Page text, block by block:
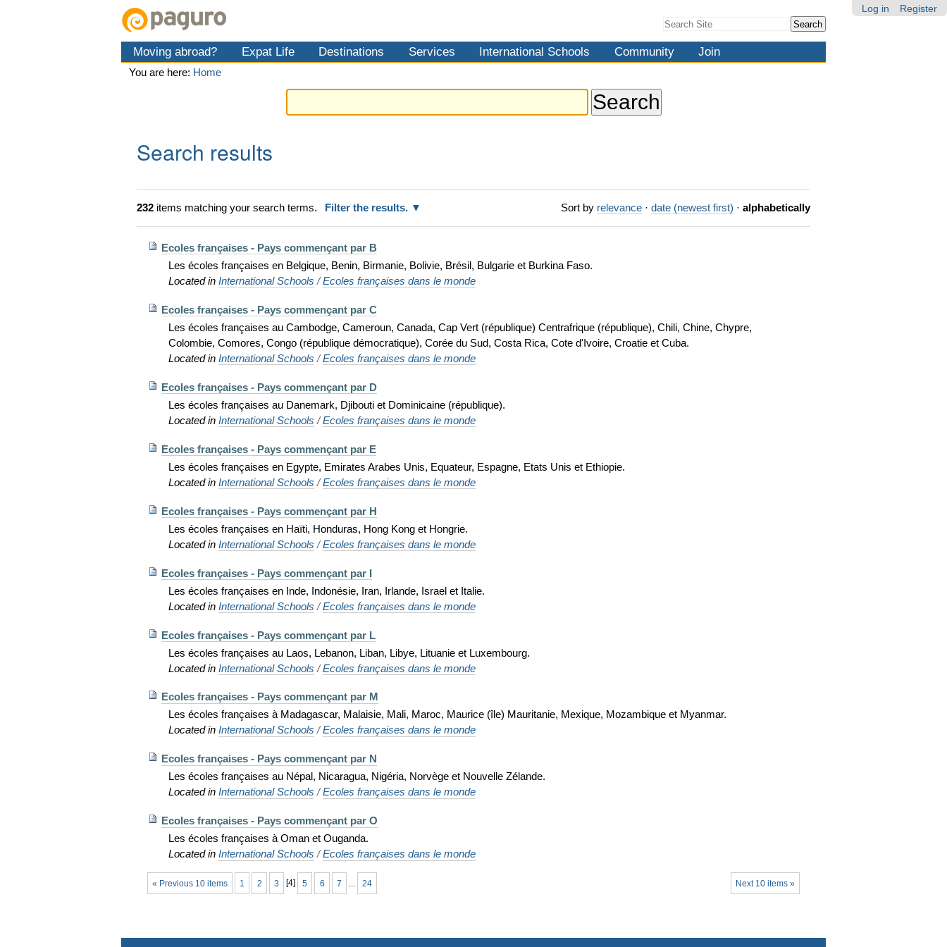
Log in Register
Search Site
Search…
Moving abroad? Expat Life Destinations Services International Schools Community Join
You are here: Home
Search results
232items matching your search terms. Filter the results. Sort by relevance · date (newest first) · alphabetically
Ecoles françaises - Pays commençant par B
Les écoles françaises en Belgique, Benin, Birmanie, Bolivie, Brésil, Bulgarie et Burkina Faso.
Located in International Schools /Ecoles françaises dans le monde
Ecoles françaises - Pays commençant par C
Les écoles françaises au Cambodge, Cameroun, Canada, Cap Vert (république) Centrafrique (république), Chili, Chine, Chypre,
Colombie, Comores, Congo (république démocratique), Corée du Sud, Costa Rica, Cote d'Ivoire, Croatie et Cuba.
Located in International Schools /Ecoles françaises dans le monde
Ecoles françaises - Pays commençant par D
Les écoles françaises au Danemark, Djibouti et Dominicaine (république).
Located in International Schools /Ecoles françaises dans le monde
Ecoles françaises - Pays commençant par E
Les écoles françaises en Egypte, Emirates Arabes Unis, Equateur, Espagne, Etats Unis et Ethiopie.
Located in International Schools /Ecoles françaises dans le monde
Ecoles françaises - Pays commençant par H
Les écoles françaises en Haïti, Honduras, Hong Kong et Hongrie.
Located in International Schools /Ecoles françaises dans le monde
Ecoles françaises - Pays commençant par I
Les écoles françaises en Inde, Indonésie, Iran, Irlande, Israel et Italie.
Located in International Schools /Ecoles françaises dans le monde
Ecoles françaises - Pays commençant par L
Les écoles françaises au Laos, Lebanon, Liban, Libye, Lituanie et Luxembourg.
Located in International Schools /Ecoles françaises dans le monde
Ecoles françaises - Pays commençant par M
Les écoles françaises à Madagascar, Malaisie, Mali, Maroc, Maurice (île) Mauritanie, Mexique, Mozambique et Myanmar.
Located in International Schools /Ecoles françaises dans le monde
Ecoles françaises - Pays commençant par N
Les écoles françaises au Népal, Nicaragua, Nigéria, Norvège et Nouvelle Zélande.
Located in International Schools /Ecoles françaises dans le monde
Ecoles françaises - Pays commençant par O
Les écoles françaises à Oman et Ouganda.
Located in International Schools /Ecoles françaises dans le monde
« Previous 10 items Next 10 items »
1 2 3 [4] 5 6 7 24